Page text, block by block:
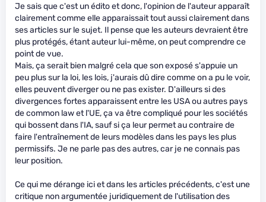
Je sais que c'est un édito et donc, l'opinion de l'auteur apparaît
clairement comme elle apparaissait tout aussi clairement dans
ses articles sur le sujet. Il pense que les auteurs devraient être
plus protégés, étant auteur lui-même, on peut comprendre ce
point de vue.
Mais, ça serait bien malgré cela que son exposé s'appuie un
peu plus sur la loi, les lois, j'aurais dû dire comme on a pu le voir,
elles peuvent diverger ou ne pas exister. D'ailleurs si des
divergences fortes apparaissent entre les USA ou autres pays
de common law et l'UE, ça va être compliqué pour les sociétés
qui bossent dans l'IA, sauf si ça leur permet au contraire de
faire l'entraînement de leurs modèles dans les pays les plus
permissifs. Je ne parle pas des autres, car je ne connais pas
leur position.
Ce qui me dérange ici et dans les articles précédents, c'est une
critique non argumentée juridiquement de l'utilisation des